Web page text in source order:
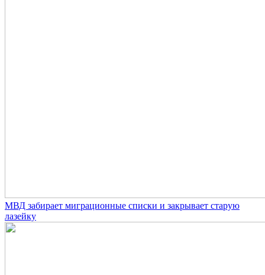
МВД забирает миграционные списки и закрывает старую
лазейку